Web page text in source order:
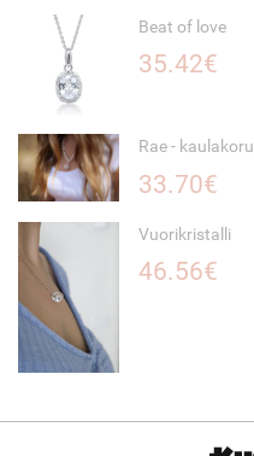
Beat of love
35.42€
Rae - kaulakoru
33.70€
Vuorikristalli
46.56€